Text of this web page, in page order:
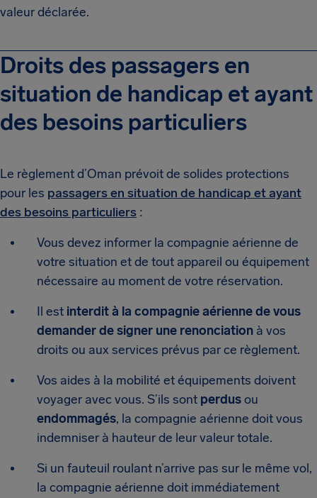
valeur déclarée.
Droits des passagers en
situation de handicap et ayant
des besoins particuliers
Le règlement d’Oman prévoit de solides protections
pour les passagers en situation de handicap et ayant
des besoins particuliers :
Vous devez informer la compagnie aérienne de
votre situation et de tout appareil ou équipement
nécessaire au moment de votre réservation.
Il est interdit à la compagnie aérienne de vous
demander de signer une renonciation à vos
droits ou aux services prévus par ce règlement.
Vos aides à la mobilité et équipements doivent
voyager avec vous. S’ils sont perdusou
endommagés, la compagnie aérienne doit vous
indemniser à hauteur de leur valeur totale.
Si un fauteuil roulant n’arrive pas sur le même vol,
la compagnie aérienne doit immédiatement